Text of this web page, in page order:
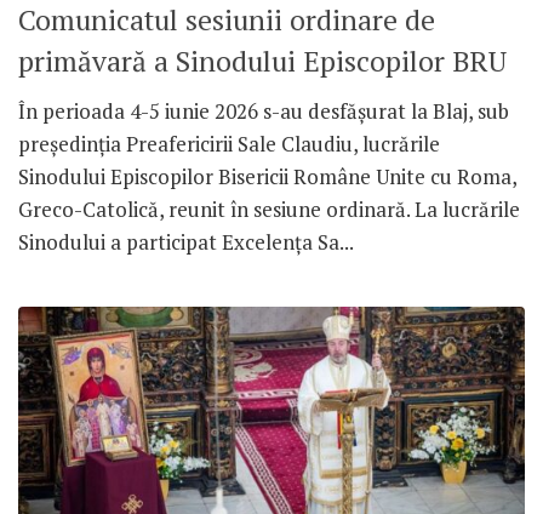
Comunicatul sesiunii ordinare de
primăvară a Sinodului Episcopilor BRU
În perioada 4-5 iunie 2026 s-au desfășurat la Blaj, sub
președinția Preafericirii Sale Claudiu, lucrările
Sinodului Episcopilor Bisericii Române Unite cu Roma,
Greco-Catolică, reunit în sesiune ordinară. La lucrările
Sinodului a participat Excelența Sa...